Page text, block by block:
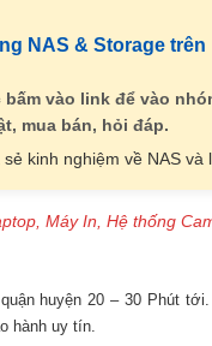
NAS & Storage trên
vào link để vào
mua bán, hỏi đáp.
kinh nghiệm về NAS
Máy In, Hệ thống
huyện 20 – 30 Phút
hành uy tín.